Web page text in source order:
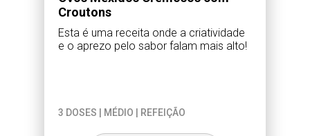
Croutons
Esta é uma receita onde a criatividade
e o aprezo pelo sabor falam mais alto!
3 DOSES | MÉDIO | REFEIÇÃO